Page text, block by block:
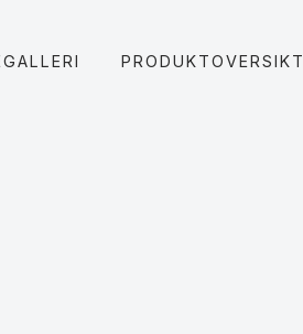
PRODUKTOVERSIKT